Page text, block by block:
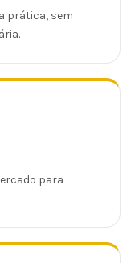
prática, sem
para